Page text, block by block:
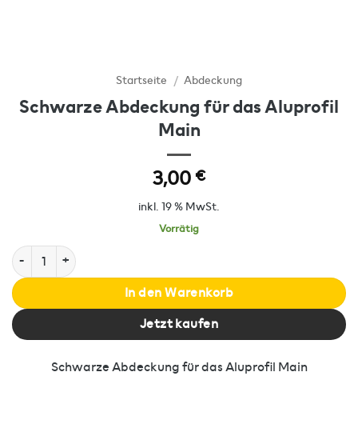
Startseite / Abdeckung
Schwarze Abdeckung für das Aluprofil
Main
3,00 €
inkl. 19 % MwSt.
Vorrätig
Schwarze Abdeckung für das Aluprofil Main Menge
In den Warenkorb
Jetzt kaufen
Schwarze Abdeckung für das Aluprofil Main